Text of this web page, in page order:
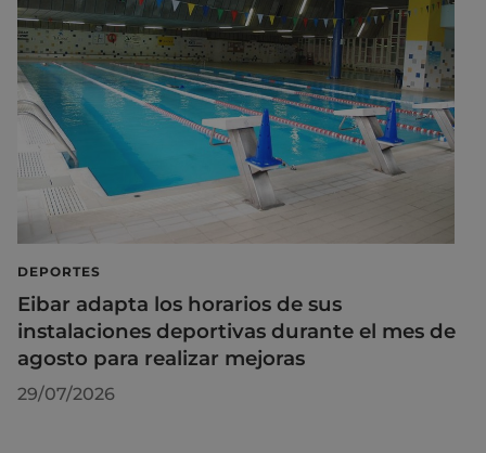
DEPORTES
Eibar adapta los horarios de sus
instalaciones deportivas durante el mes de
agosto para realizar mejoras
29/07/2026